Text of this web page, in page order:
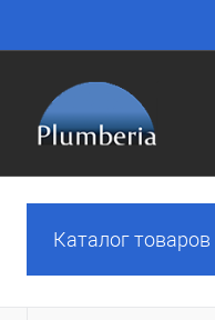
Каталог товаров